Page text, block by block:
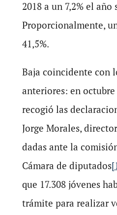
2018 a un 7,2% el año
Proporcionalmente,
41,5%.
Baja coincidente con
anteriores: en octubre
recogió las
Jorge Morales,
dadas ante la
Cámara de diputados
que 17.308 jóvenes
trámite para realizar